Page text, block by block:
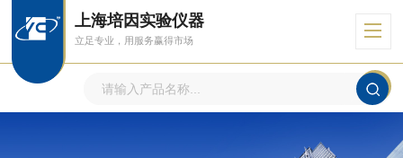
上海培因实验仪器
立足专业，用服务赢得市场